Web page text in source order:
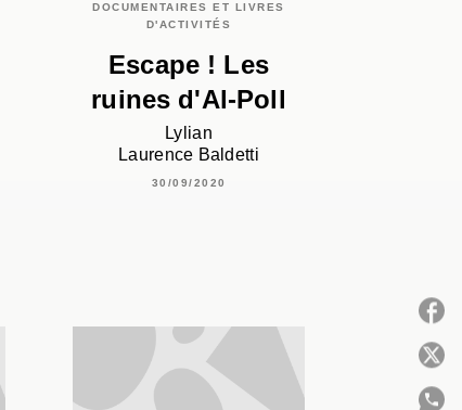
DOCUMENTAIRES ET LIVRES
D'ACTIVITÉS
Escape ! Les
ruines d'Al-Poll
Lylian
Laurence Baldetti
30/09/2020